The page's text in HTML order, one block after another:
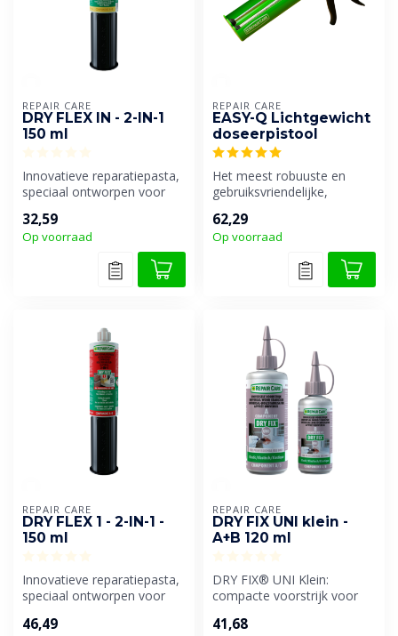
REPAIR CARE
DRY FLEX IN - 2-IN-1
150 ml
Innovatieve reparatiepasta,
speciaal ontworpen voor
beschadig...
32,59
Op voorraad
REPAIR CARE
EASY-Q Lichtgewicht
doseerpistool
Het meest robuuste en
gebruiksvriendelijke,
doseerpistool op de m...
62,29
Op voorraad
REPAIR CARE
DRY FLEX 1 - 2-IN-1 -
150 ml
Innovatieve reparatiepasta,
speciaal ontworpen voor
houtrepar...
46,49
REPAIR CARE
DRY FIX UNI klein -
A+B 120 ml
DRY FIX® UNI Klein:
compacte voorstrijk voor
Veelzijdige elas...
41,68